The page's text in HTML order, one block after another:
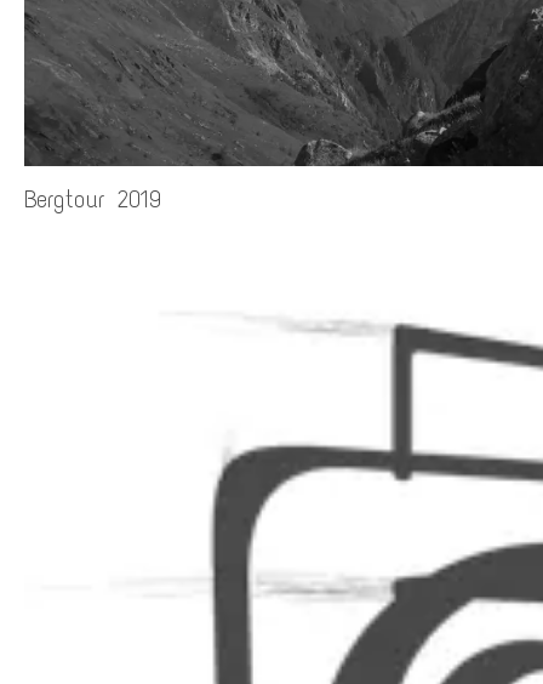
Bergtour 2019